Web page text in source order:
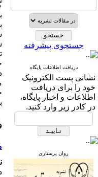
جستجوی پیشرفته
دریافت اطلاعات پایگاه
نشانی پست الکترونیک
خود را برای دریافت
اطلاعات و اخبار پایگاه،
در کادر زیر وارد کنید.
روان پرستاری